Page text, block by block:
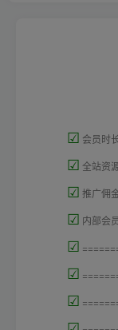
☑ 会员时
☑ 全站资
☑ 推广佣
☑ 内部会
☑
☑
☑